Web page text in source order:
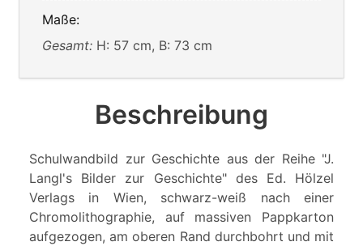
Maße:
Gesamt: H: 57 cm, B: 73 cm
Beschreibung
Schulwandbild zur Geschichte aus der Reihe "J.
Langl's Bilder zur Geschichte" des Ed. Hölzel
Verlags in Wien, schwarz-weiß nach einer
Chromolithographie, auf massiven Pappkarton
aufgezogen, am oberen Rand durchbohrt und mit